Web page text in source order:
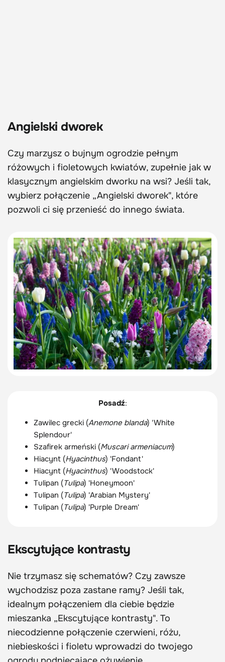
Angielski dworek
Czy marzysz o bujnym ogrodzie pełnym
różowych i fioletowych kwiatów, zupełnie jak w
klasycznym angielskim dworku na wsi? Jeśli tak,
wybierz połączenie „Angielski dworek", które
pozwoli ci się przenieść do innego świata.
Posadź:
Zawilec grecki (Anemone blanda) 'White
Splendour'
Szafirek armeński (Muscari armeniacum)
Hiacynt (Hyacinthus) 'Fondant'
Hiacynt (Hyacinthus) 'Woodstock'
Tulipan (Tulipa) 'Honeymoon'
Tulipan (Tulipa) 'Arabian Mystery'
Tulipan (Tulipa) 'Purple Dream'
Ekscytujące kontrasty
Nie trzymasz się schematów? Czy zawsze
wychodzisz poza zastane ramy? Jeśli tak,
idealnym połączeniem dla ciebie będzie
mieszanka „Ekscytujące kontrasty". To
niecodzienne połączenie czerwieni, różu,
niebieskości i fioletu wprowadzi do twojego